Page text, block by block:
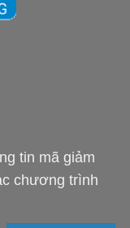
tin mã giảm
chương trình